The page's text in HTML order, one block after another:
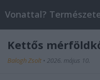
Vonattal?
Kettős
Balogh Zsolt • 2026. május 10.